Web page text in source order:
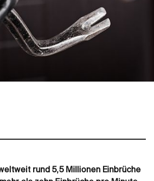
rund 5,5 Millionen Einbrüche